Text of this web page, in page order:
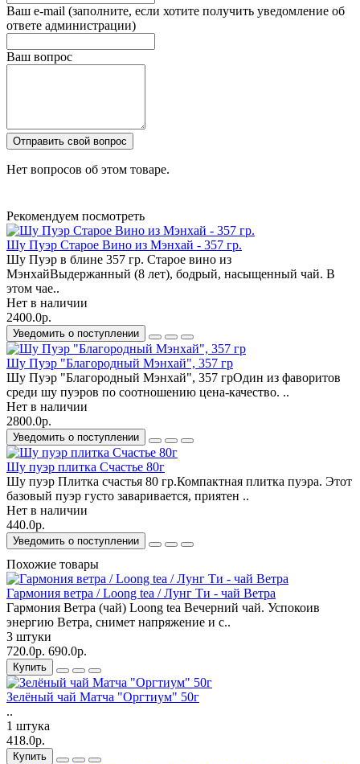
Ваш e-mail (заполните, если хотите получить уведомление об
ответе администрации)
Ваш вопрос
Отправить свой вопрос
Нет вопросов об этом товаре.
Рекомендуем посмотреть
Шу Пуэр Старое Вино из Мэнхай - 357 гр.
Шу Пуэр в блине 357 гр. Старое вино из
МэнхайВыдержанный (8 лет), бодрый, насыщенный чай. В
этом чае..
Нет в наличии
2400.0р.
Уведомить о поступлении
Шу Пуэр "Благородный Мэнхай", 357 гр
Шу Пуэр "Благородный Мэнхай", 357 грОдин из фаворитов
среди шу пуэров по соотношению цена-качество. ..
Нет в наличии
2800.0р.
Уведомить о поступлении
Шу пуэр плитка Счастье 80г
Шу пуэр Плитка счастья 80 гр.Компактная плитка пуэра. Этот
базовый пуэр густо заваривается, приятен ..
Нет в наличии
440.0р.
Уведомить о поступлении
Похожие товары
Гармония ветра / Loong tea / Лунг Ти - чай Ветра
Гармония Ветра (чай) Loong tea Вечерний чай. Успокоив
энергию Ветра, снимет напряжение и с..
3 штуки
720.0р. 690.0р.
Купить
Зелёный чай Матча "Оргтиум" 50г
..
1 штука
418.0р.
Купить